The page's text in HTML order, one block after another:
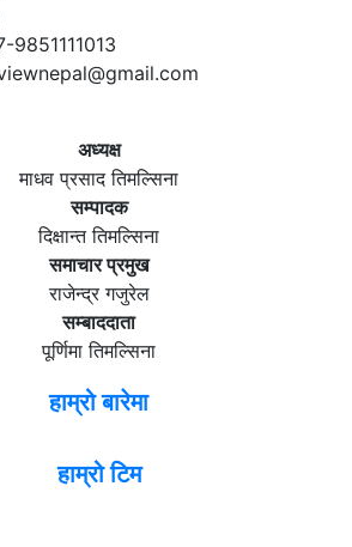
9851111013
अध्यक्ष
माधव प्रसाद तिमल्सिना
सम्पादक
दिक्षान्त तिमल्सिना
समाचार प्रमुख
राजेन्द्र गजुरेल
सम्बाददाता
पूर्णिमा तिमल्सिना
हाम्रो बारेमा
हाम्रो टिम